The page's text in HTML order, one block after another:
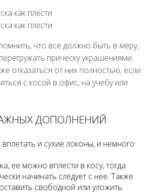
что все должно быть в меру,
прическу украшениями.
отказаться от них полностью, если
с косой в офис, на учебу или
ДОПОЛНЕНИЙ
и сухие локоны, и немного
ее можно вплести в косу, тогда
начинать следует с нее. Также
свободной или уложить